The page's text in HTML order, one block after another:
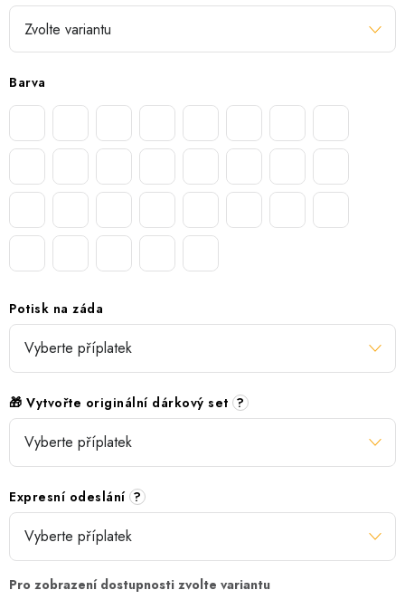
Barva
Potisk na záda
🎁 Vytvořte originální dárkový set ?
Expresní odeslání ?